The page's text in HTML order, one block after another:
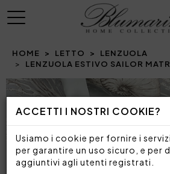
ACCETTI I NOSTRI COOKIE?
Usiamo i cookie per fornire i
per garantire un uso sicuro, e per
aggiuntivi agli utenti registrati.
MENU
HOME LETTO
LENZUOLA
LENZUOLA ESTIVO SAILOR